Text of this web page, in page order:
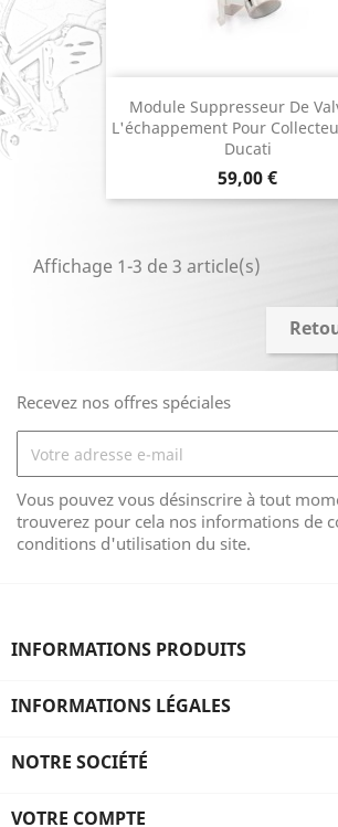
Module Suppresseur De
L'échappement Pour
Ducati
Prix
59,00 €
Affichage 1-3 de 3 article(s)
Recevez nos offres spéciales
Vous pouvez vous désinscrire à tout
trouverez pour cela nos informations de
conditions d'utilisation du site.
INFORMATIONS PRODUITS
INFORMATIONS LÉGALES
NOTRE SOCIÉTÉ
VOTRE COMPTE